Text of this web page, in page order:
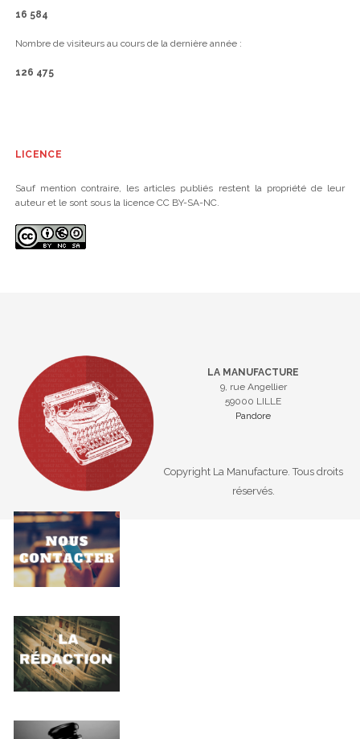
16 584
Nombre de visiteurs au cours de la dernière année :
126 475
LICENCE
Sauf mention contraire, les articles publiés restent la propriété de leur
auteur et le sont sous la licence CC BY-SA-NC.
LA MANUFACTURE
9, rue Angellier
59000 LILLE
Pandore
Copyright La Manufacture. Tous droits
réservés.